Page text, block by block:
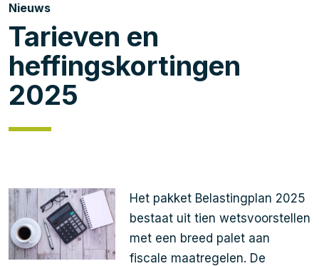
Nieuws
Tarieven en
heffingskortingen
2025
Het pakket Belastingplan 2025
bestaat uit tien wetsvoorstellen
met een breed palet aan
fiscale maatregelen. De